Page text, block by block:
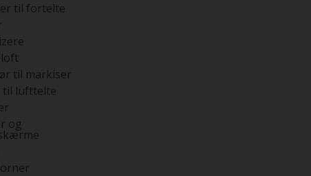
til fortelte
til markiser
til lufttelte
og